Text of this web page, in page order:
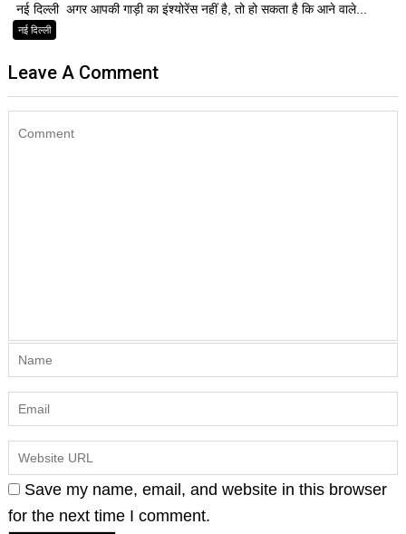
नई दिल्ली अगर आपकी गाड़ी का इंश्योरेंस नहीं है, तो हो सकता है कि आने वाले...
नई दिल्ली
Leave A Comment
Save my name, email, and website in this browser
for the next time I comment.